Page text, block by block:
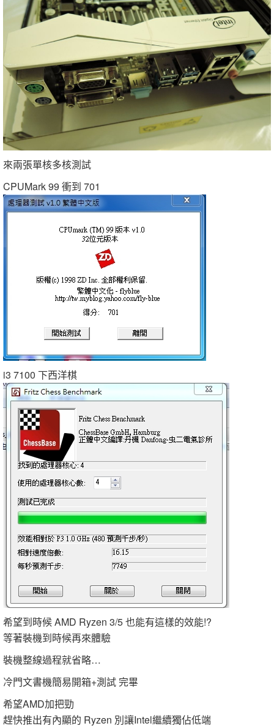
來兩張單核多核測試
CPUMark 99 衝到 701
i3 7100 下西洋棋
希望到時候 AMD Ryzen 3/5 也能有這樣的效能!?
等著裝機到時候再來體驗
裝機整線過程就省略…
冷門文書機簡易開箱+測試 完畢
希望AMD加把勁
趕快推出有內顯的 Ryzen 別讓Intel繼續獨佔低端